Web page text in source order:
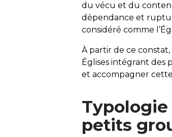
du vécu et du
dépendance et
considéré comme
À partir de ce
Églises intégrant des
et accompagner
petits